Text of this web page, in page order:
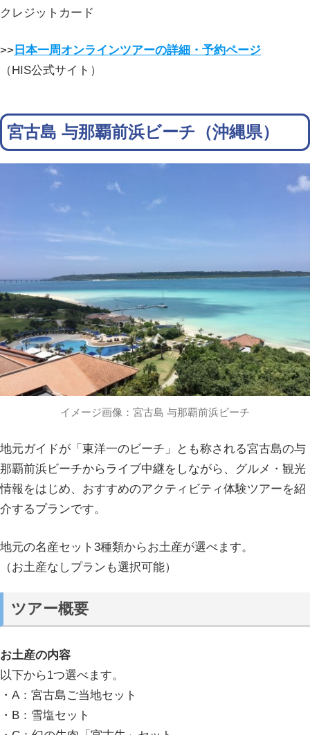
クレジットカード
>> 日本一周オンラインツアーの詳細・予約ページ
（HIS公式サイト）
宮古島 与那覇前浜ビーチ（沖縄県）
イメージ画像：宮古島 与那覇前浜ビーチ
地元ガイドが「東洋一のビーチ」とも称される宮古島の与
那覇前浜ビーチからライブ中継をしながら、グルメ・観光
情報をはじめ、おすすめのアクティビティ体験ツアーを紹
介するプランです。
地元の名産セット3種類からお土産が選べます。
（お土産なしプランも選択可能）
ツアー概要
お土産の内容
以下から1つ選べます。
・A：宮古島ご当地セット
・B：雪塩セット